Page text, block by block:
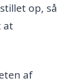
op, så
at
af